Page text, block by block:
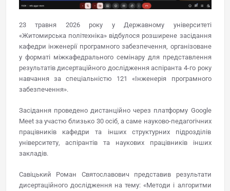
23 травня 2026 року у Державному університеті
«Житомирська політехніка» відбулося розширене засідання
кафедри інженерії програмного забезпечення, організоване
у форматі міжкафедрального семінару для представлення
результатів дисертаційного дослідження аспіранта 4-го року
навчання за спеціальністю 121 «Інженерія програмного
забезпечення».
Засідання проведено дистанційно через платформу Google
Meet за участю близько 30 осіб, а саме науково-педагогічних
працівників кафедри та інших структурних підрозділів
університету, аспірантів та наукових працівників інших
закладів.
Савіцький Роман Святославович представив результати
дисертаційного дослідження на тему: «Методи і алгоритми